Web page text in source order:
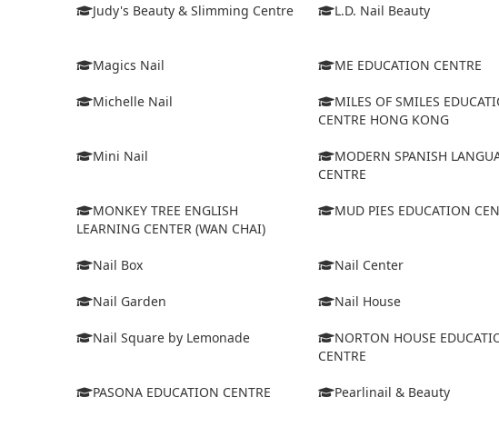
Judy's Beauty & Slimming Centre L.D. Nail Beauty
Magics Nail ME EDUCATION CENTRE
Michelle Nail
MILES OF SMILES
CENTRE HONG KONG
Mini Nail
MODERN SPANISH
CENTRE
MONKEY TREE ENGLISH
LEARNING CENTER (WAN CHAI)
MUD PIES EDUCATION
Nail Box Nail Center
Nail Garden Nail House
Nail Square by Lemonade
NORTON HOUSE
CENTRE
PASONA EDUCATION CENTRE Pearlinail & Beauty